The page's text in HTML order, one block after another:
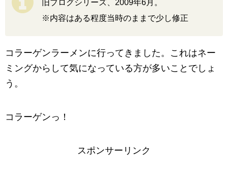
旧ブログシリーズ、2009年6月。
※内容はある程度当時のままで少し修正
コラーゲンラーメンに行ってきました。これはネー
ミングからして気になっている方が多いことでしょ
う。
コラーゲンっ！
スポンサーリンク